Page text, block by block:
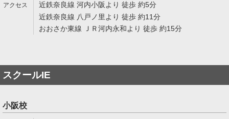
近鉄奈良線 河内小阪より 徒歩 約5分
近鉄奈良線 八戸ノ里より 徒歩 約11分
おおさか東線 ＪＲ河内永和より 徒歩 約15分
スクールIE
小阪校